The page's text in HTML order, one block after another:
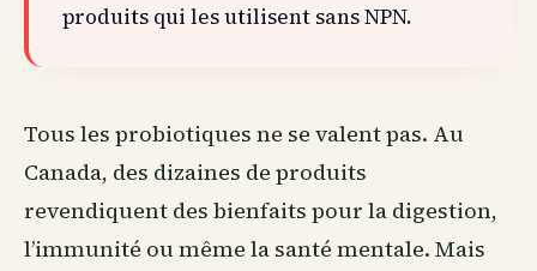
produits qui les utilisent sans NPN.
Tous les probiotiques ne se valent pas. Au
Canada, des dizaines de produits
revendiquent des bienfaits pour la digestion,
l’immunité ou même la santé mentale. Mais